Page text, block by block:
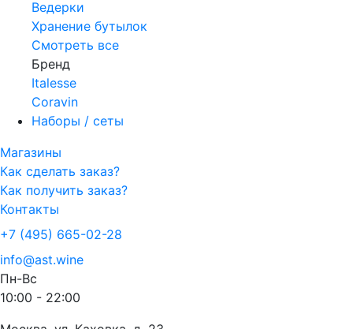
Ведерки
Хранение бутылок
Смотреть все
Бренд
Italesse
Coravin
Наборы / сеты
Магазины
Как сделать заказ?
Как получить заказ?
Контакты
+7 (495) 665-02-28
info@ast.wine
Пн-Вс
10:00 - 22:00